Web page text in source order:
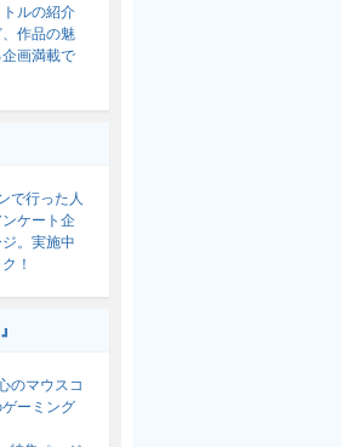
ルの紹介
作品の魅
画満載で
で行った人
ケート企
。実施中
！
のマウスコ
ーミング